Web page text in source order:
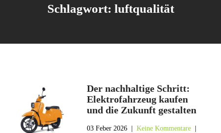
Schlagwort: luftqualität
Der nachhaltige Schritt:
Elektrofahrzeug kaufen
und die Zukunft gestalten
03 Feber 2026 |Keine Kommentare